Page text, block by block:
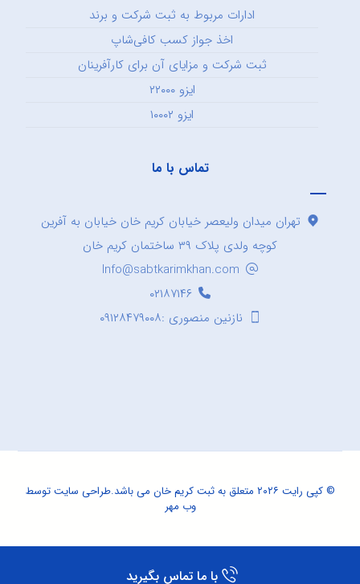
ادارات مربوط به ثبت شرکت و برند
اخذ جواز کسب کافی‌شاپ
ثبت شرکت و مزایای آن برای کارآفرینان
ایزو ۲۲۰۰۰
ایزو ۱۰۰۰۲
تماس با ما
تهران میدان ولیعصر خیابان کریم خان خیابان به آفرین
کوچه ولدی پلاک ۳۹ ساختمان کریم خان
Info@sabtkarimkhan.com
۰۲۱۸۷۱۴۶
نازنین منصوری :۰۹۱۲۸۴۷۹۰۰۸
© کپی رایت ۲۰۲۶ متعلق به ثبت کریم خان می باشد. طراحی سایتتوسط
وب مهر
با ما تماس بگیرید